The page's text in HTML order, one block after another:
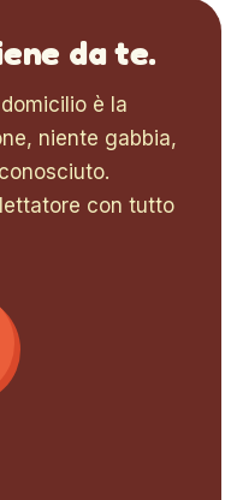
da te.
è la
niente gabbia,
con tutto